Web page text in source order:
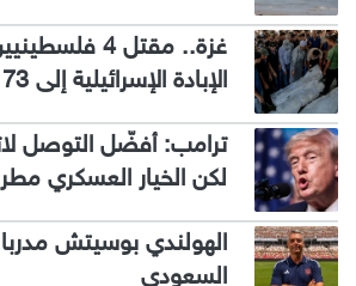
غزة.. مقتل 4
الإبادة الإسرائيلية إلى 73 ألفا و381
ترامب: أفضّل التوصل
لكن الخيار العسكري
الهولندي بوسيتش
السعودي